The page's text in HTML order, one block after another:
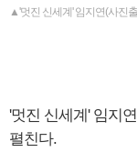
▲'멋진 신세계' 임지연(사진
'멋진 신세계' 임지
펼친다.